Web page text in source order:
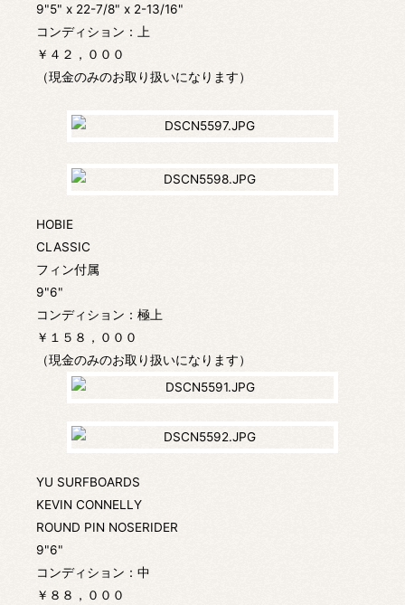
9"5" x 22-7/8" x 2-13/16"
コンディション：上
￥４２，０００
（現金のみのお取り扱いになります）
HOBIE
CLASSIC
フィン付属
9"6"
コンディション：極上
￥１５８，０００
（現金のみのお取り扱いになります）
YU SURFBOARDS
KEVIN CONNELLY
ROUND PIN NOSERIDER
9"6"
コンディション：中
￥８８，０００